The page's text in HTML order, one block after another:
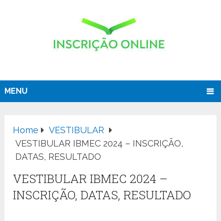
MENU
Home
VESTIBULAR
VESTIBULAR IBMEC 2024 – INSCRIÇÃO,
DATAS, RESULTADO
VESTIBULAR IBMEC 2024 –
INSCRIÇÃO, DATAS, RESULTADO